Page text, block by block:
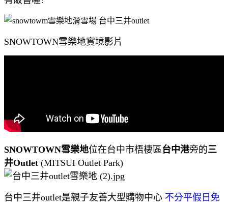
SNOWTOWN雪樂地實境影片
SNOWTOWN雪樂地位在台中市梧棲區台中港旁的三
井Outlet (MITSUI Outlet Park)
台中三井outlet是親子友善大型購物中心 不分平假日免